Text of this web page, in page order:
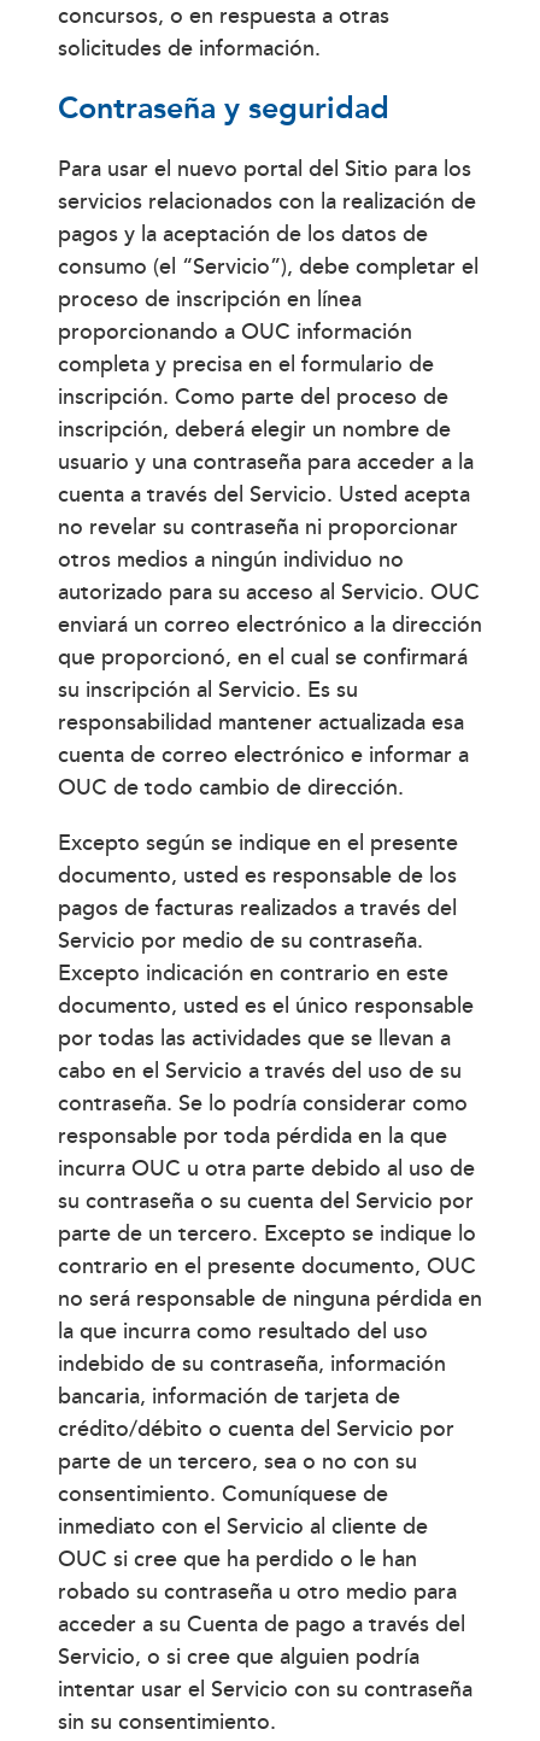
concursos, o en respuesta a otras
solicitudes de información.
Contraseña y seguridad
Para usar el nuevo portal del Sitio para los
servicios relacionados con la realización de
pagos y la aceptación de los datos de
consumo (el “Servicio”), debe completar el
proceso de inscripción en línea
proporcionando a OUC información
completa y precisa en el formulario de
inscripción. Como parte del proceso de
inscripción, deberá elegir un nombre de
usuario y una contraseña para acceder a la
cuenta a través del Servicio. Usted acepta
no revelar su contraseña ni proporcionar
otros medios a ningún individuo no
autorizado para su acceso al Servicio. OUC
enviará un correo electrónico a la dirección
que proporcionó, en el cual se confirmará
su inscripción al Servicio. Es su
responsabilidad mantener actualizada esa
cuenta de correo electrónico e informar a
OUC de todo cambio de dirección.
Excepto según se indique en el presente
documento, usted es responsable de los
pagos de facturas realizados a través del
Servicio por medio de su contraseña.
Excepto indicación en contrario en este
documento, usted es el único responsable
por todas las actividades que se llevan a
cabo en el Servicio a través del uso de su
contraseña. Se lo podría considerar como
responsable por toda pérdida en la que
incurra OUC u otra parte debido al uso de
su contraseña o su cuenta del Servicio por
parte de un tercero. Excepto se indique lo
contrario en el presente documento, OUC
no será responsable de ninguna pérdida en
la que incurra como resultado del uso
indebido de su contraseña, información
bancaria, información de tarjeta de
crédito/débito o cuenta del Servicio por
parte de un tercero, sea o no con su
consentimiento. Comuníquese de
inmediato con el Servicio al cliente de
OUC si cree que ha perdido o le han
robado su contraseña u otro medio para
acceder a su Cuenta de pago a través del
Servicio, o si cree que alguien podría
intentar usar el Servicio con su contraseña
sin su consentimiento.